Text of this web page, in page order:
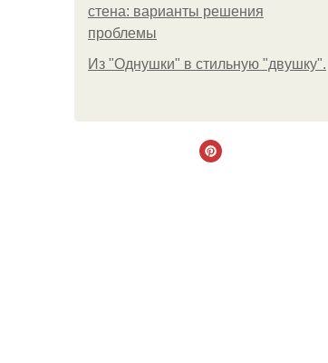
стена: варианты решения
проблемы
Из "Однушки" в стильную "двушку".